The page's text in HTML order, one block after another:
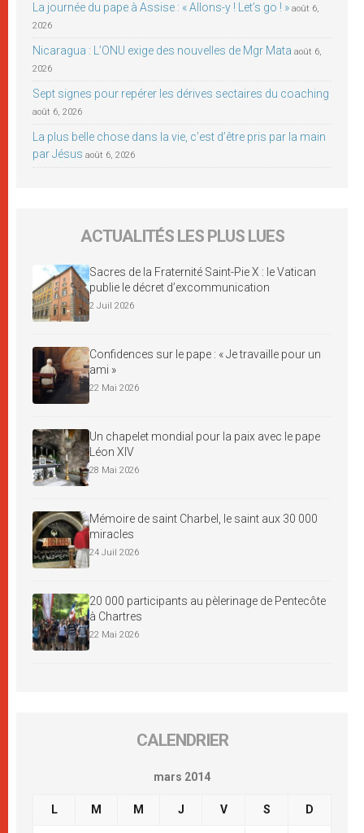
La journée du pape à Assise : « Allons-y ! Let’s go ! » août 6,
2026
Nicaragua : L’ONU exige des nouvelles de Mgr Mata août 6,
2026
Sept signes pour repérer les dérives sectaires du coaching
août 6, 2026
La plus belle chose dans la vie, c’est d’être pris par la main
par Jésus août 6, 2026
ACTUALITÉS LES PLUS LUES
Sacres de la Fraternité Saint-Pie X : le Vatican
publie le décret d’excommunication
2 Juil 2026
Confidences sur le pape : « Je travaille pour un
ami »
22 Mai 2026
Un chapelet mondial pour la paix avec le pape
Léon XIV
28 Mai 2026
Mémoire de saint Charbel, le saint aux 30 000
miracles
24 Juil 2026
20 000 participants au pèlerinage de Pentecôte
à Chartres
22 Mai 2026
CALENDRIER
mars 2014
L M M J V S D